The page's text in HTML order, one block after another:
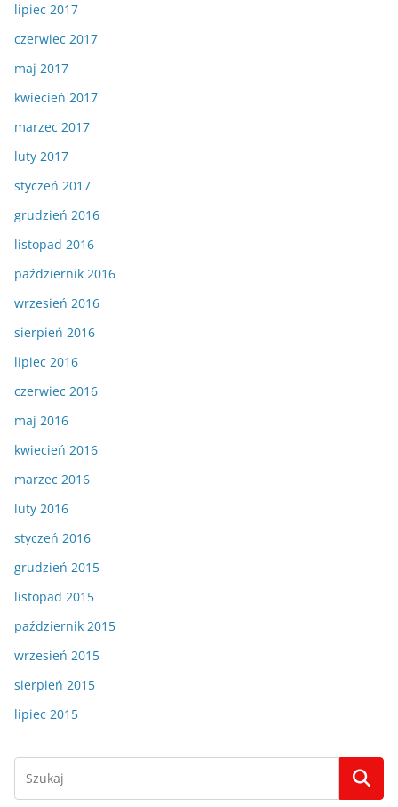
lipiec 2017
czerwiec 2017
maj 2017
kwiecień 2017
marzec 2017
luty 2017
styczeń 2017
grudzień 2016
listopad 2016
październik 2016
wrzesień 2016
sierpień 2016
lipiec 2016
czerwiec 2016
maj 2016
kwiecień 2016
marzec 2016
luty 2016
styczeń 2016
grudzień 2015
listopad 2015
październik 2015
wrzesień 2015
sierpień 2015
lipiec 2015